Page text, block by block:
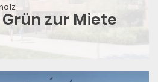
zur Miete